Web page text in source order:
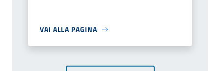
VAI ALLA PAGINA